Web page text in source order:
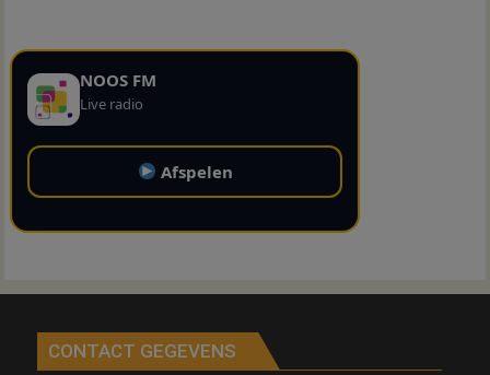
NOOS FM
Live radio
Afspelen
CONTACT GEGEVENS